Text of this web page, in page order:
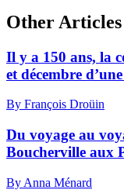
Other
Il y a 150 ans, la
et décembre
By François Droüin
Du voyage au
Boucherville aux
By Anna Ménard